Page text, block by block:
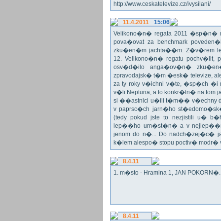
http://www.ceskatelevize.cz/ivysilani/
11.4.2011
15:06
Velikono�n� regata 2011 �sp�n�
pova�ovat za benchmark
zku�en�m jachta��m. Z�v�rem
12. Velikono�n� regatu
osv�d�ilo anga�ov�n�
zpravodajsk� t�m �esk� televize,
za ty roky v�ichni v�te, �sp�ch
v�li Neptuna, a to konkr�tn� na tom
si ��astnici u�ili t�m�� v�echny
v paprsc�ch jarn�ho
(tedy pokud jste to nezjistili u�
lep��ho um�st�n� a v
jenom do n�... Do nadch�zej�c�
k�lem alespo� stopu poctiv�
8.4.11
1. m�sto - Hramina 1, JAN
8.4.11